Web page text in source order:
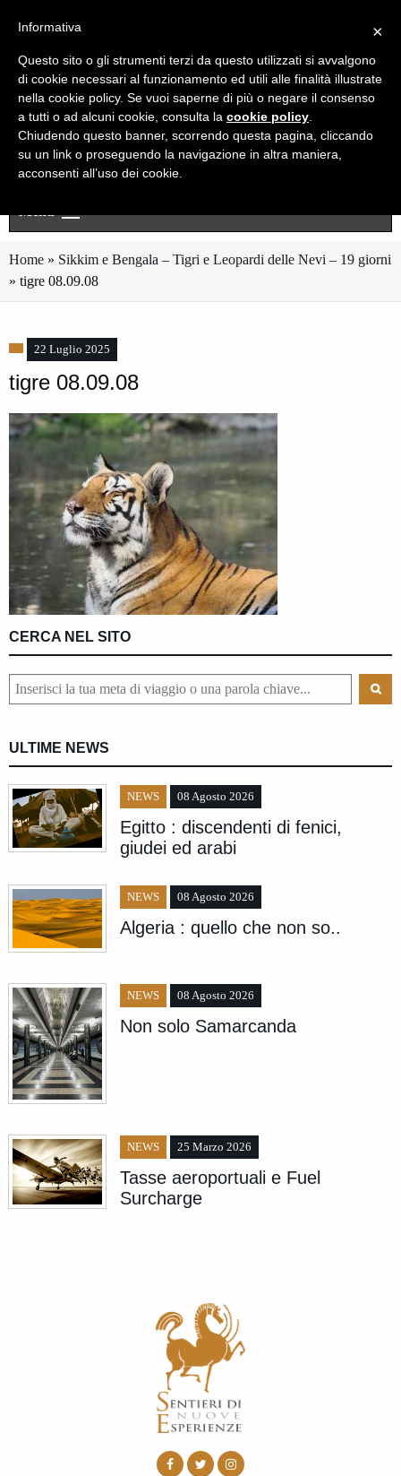
Home » Sikkim e Bengala – Tigri e Leopardi delle Nevi – 19 giorni
» tigre 08.09.08
22 Luglio 2025
tigre 08.09.08
CERCA NEL SITO
ULTIME NEWS
NEWS 08 Agosto 2026
Egitto : discendenti di fenici,
giudei ed arabi
NEWS 08 Agosto 2026
Algeria : quello che non so..
NEWS 08 Agosto 2026
Non solo Samarcanda
NEWS 25 Marzo 2026
Tasse aeroportuali e Fuel
Surcharge
×
Informativa
Questo sito o gli strumenti terzi da questo utilizzati si avvalgono
di cookie necessari al funzionamento ed utili alle finalità illustrate
nella cookie policy. Se vuoi saperne di più o negare il consenso
a tutti o ad alcuni cookie, consulta la cookie policy
Chiudendo questo banner, scorrendo questa pagina, cliccando
su un link o proseguendo la navigazione in altra maniera,
acconsenti all’uso dei cookie.